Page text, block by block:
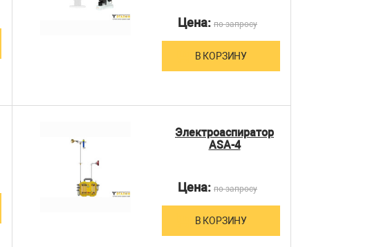
Цена: по запросу
В КОРЗИНУ
Электроаспиратор
ASA-4
Цена: по запросу
В КОРЗИНУ